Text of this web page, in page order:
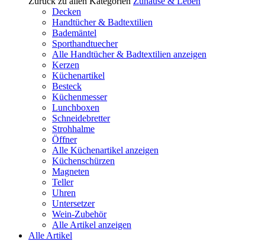
Decken
Handtücher & Badtextilien
Bademäntel
Sporthandtuecher
Alle Handtücher & Badtextilien anzeigen
Kerzen
Küchenartikel
Besteck
Küchenmesser
Lunchboxen
Schneidebretter
Strohhalme
Öffner
Alle Küchenartikel anzeigen
Küchenschürzen
Magneten
Teller
Uhren
Untersetzer
Wein-Zubehör
Alle Artikel anzeigen
Alle Artikel